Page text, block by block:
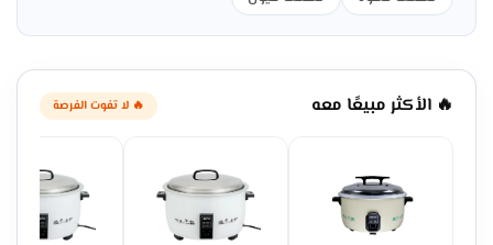
🔥 الأكثر مبيعًا معه 🔥 لا تفوت الفرصة